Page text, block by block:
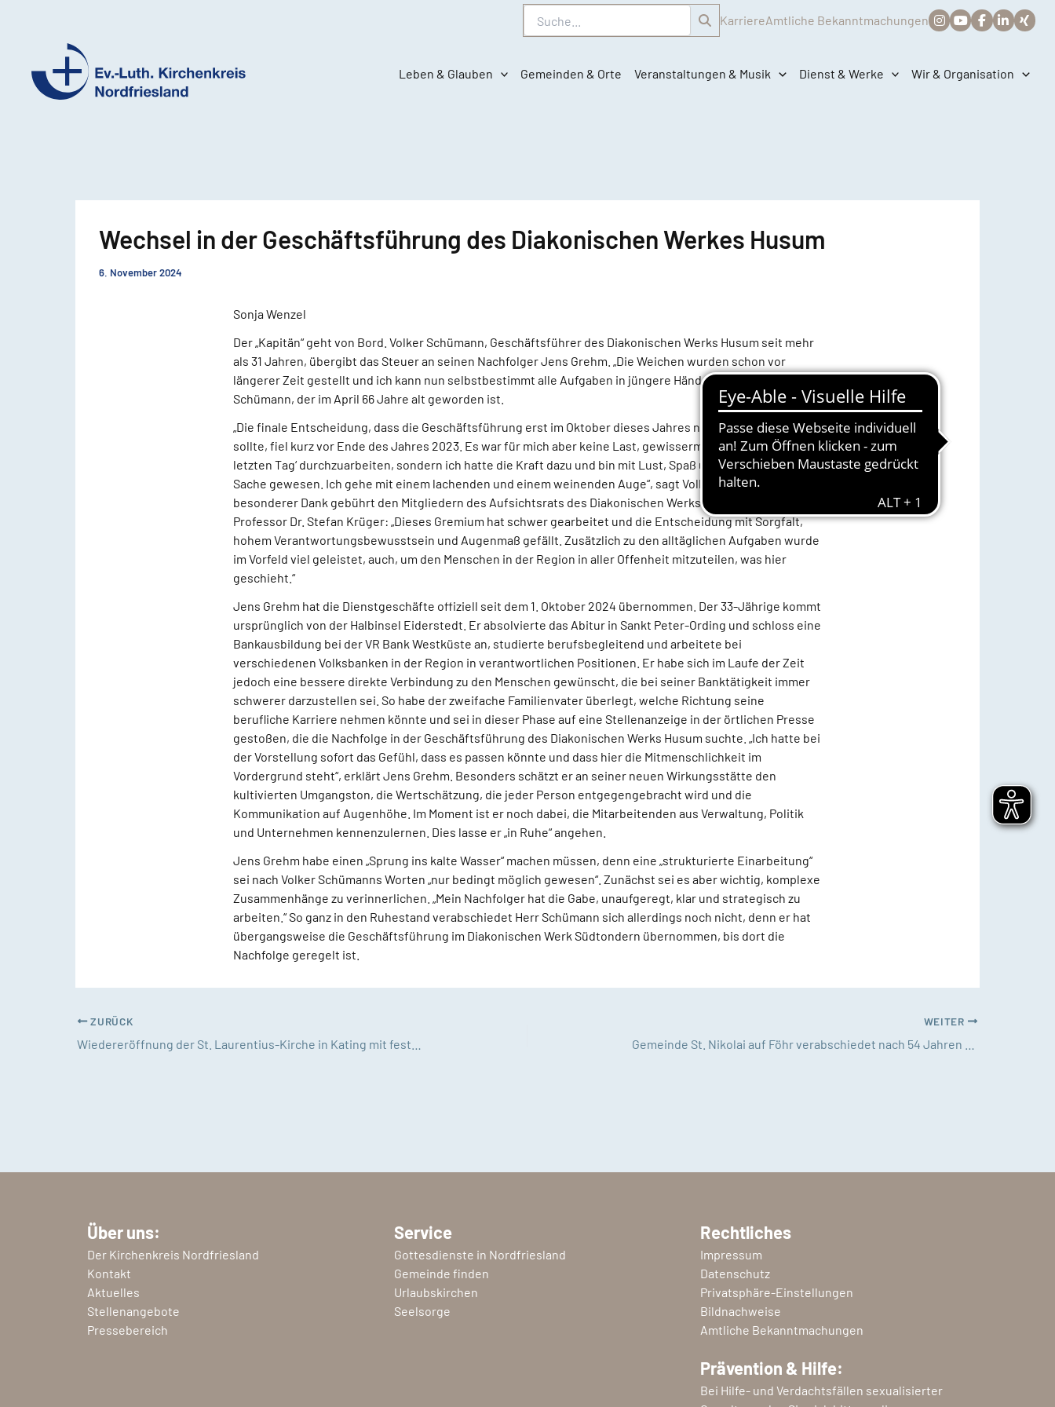
Suche KarriereAmtliche Bekanntmachungen
Ev.-
Leben & Glauben Gemeinden & Orte Veranstaltungen & Musik Dienst & Werke Wir & Organisation
Wechsel in der Geschäftsführung des Diakonischen Werkes Husum
6. November 2024
Sonja Wenzel
Der „Kapitän“ geht von Bord. Volker Schümann, Geschäftsführer des Diakonischen Werks Husum seit mehr
als 31 Jahren, übergibt das Steuer an seinen Nachfolger Jens Grehm. „Die Weichen wurden schon vor
längerer Zeit gestellt und ich kann nun selbstbestimmt alle Aufgaben in jüngere Hände legen“, so
Schümann, der im April 66 Jahre alt geworden ist.
„Die finale Entscheidung, dass die Geschäftsführung erst im Oktober dieses Jahres neu besetzt werden
sollte, fiel kurz vor Ende des Jahres 2023. Es war für mich aber keine Last, gewissermaßen ‚bis zum
letzten Tag‘ durchzuarbeiten, sondern ich hatte die Kraft dazu und bin mit Lust, Spaß und Freude bei der
Sache gewesen. Ich gehe mit einem lachenden und einem weinenden Auge“, sagt Volker Schümann. Ein
besonderer Dank gebührt den Mitgliedern des Aufsichtsrats des Diakonischen Werks Husum, allen voran
Professor Dr. Stefan Krüger: „Dieses Gremium hat schwer gearbeitet und die Entscheidung mit Sorgfalt,
hohem Verantwortungsbewusstsein und Augenmaß gefällt. Zusätzlich zu den alltäglichen Aufgaben wurde
im Vorfeld viel geleistet, auch, um den Menschen in der Region in aller Offenheit mitzuteilen, was hier
geschieht.“
Jens Grehm hat die Dienstgeschäfte offiziell seit dem 1. Oktober 2024 übernommen. Der 33-Jährige kommt
ursprünglich von der Halbinsel Eiderstedt. Er absolvierte das Abitur in Sankt Peter-Ording und schloss eine
Bankausbildung bei der VR Bank Westküste an, studierte berufsbegleitend und arbeitete bei
verschiedenen Volksbanken in der Region in verantwortlichen Positionen. Er habe sich im Laufe der Zeit
jedoch eine bessere direkte Verbindung zu den Menschen gewünscht, die bei seiner Banktätigkeit immer
schwerer darzustellen sei. So habe der zweifache Familienvater überlegt, welche Richtung seine
berufliche Karriere nehmen könnte und sei in dieser Phase auf eine Stellenanzeige in der örtlichen Presse
gestoßen, die die Nachfolge in der Geschäftsführung des Diakonischen Werks Husum suchte. „Ich hatte bei
der Vorstellung sofort das Gefühl, dass es passen könnte und dass hier die Mitmenschlichkeit im
Vordergrund steht“, erklärt Jens Grehm. Besonders schätzt er an seiner neuen Wirkungsstätte den
kultivierten Umgangston, die Wertschätzung, die jeder Person entgegengebracht wird und die
Kommunikation auf Augenhöhe. Im Moment ist er noch dabei, die Mitarbeitenden aus Verwaltung, Politik
und Unternehmen kennenzulernen. Dies lasse er „in Ruhe“ angehen.
Jens Grehm habe einen „Sprung ins kalte Wasser“ machen müssen, denn eine „strukturierte Einarbeitung“
sei nach Volker Schümanns Worten „nur bedingt möglich gewesen“. Zunächst sei es aber wichtig, komplexe
Zusammenhänge zu verinnerlichen. „Mein Nachfolger hat die Gabe, unaufgeregt, klar und strategisch zu
arbeiten.“ So ganz in den Ruhestand verabschiedet Herr Schümann sich allerdings noch nicht, denn er hat
übergangsweise die Geschäftsführung im Diakonischen Werk Südtondern übernommen, bis dort die
Nachfolge geregelt ist.
ZURÜCK WEITER
Über uns:
Der Kirchenkreis Nordfriesland
Kontakt
Aktuelles
Stellenangebote
Pressebereich
Service
Gottesdienste in Nordfriesland
Gemeinde finden
Urlaubskirchen
Seelsorge
Rechtliches
Impressum
Datenschutz
Privatsphäre-Einstellungen
Bildnachweise
Amtliche Bekanntmachungen
Prävention & Hilfe:
Bei Hilfe- und Verdachtsfällen sexualisierter